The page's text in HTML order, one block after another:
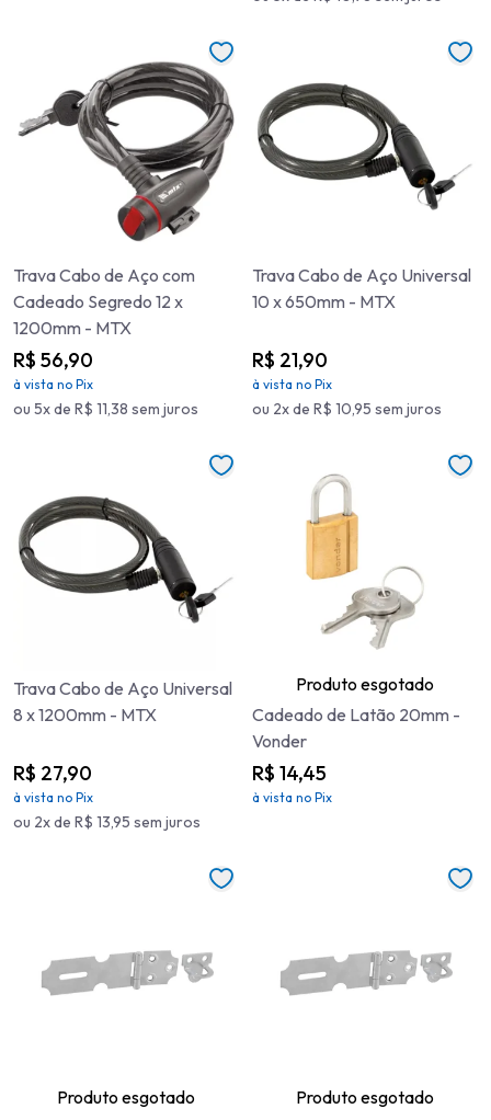
Trava Cabo de Aço com
Cadeado Segredo 12 x
1200mm - MTX
R$ 56,90
à vista no Pix
ou 5x de R$ 11,38 sem juros
Trava Cabo de Aço Universal
10 x 650mm - MTX
R$ 21,90
à vista no Pix
ou 2x de R$ 10,95 sem juros
Trava Cabo de Aço Universal
8 x 1200mm - MTX
R$ 27,90
à vista no Pix
ou 2x de R$ 13,95 sem juros
Produto esgotado
Cadeado de Latão 20mm -
Vonder
R$ 14,45
à vista no Pix
Produto esgotado
Produto esgotado